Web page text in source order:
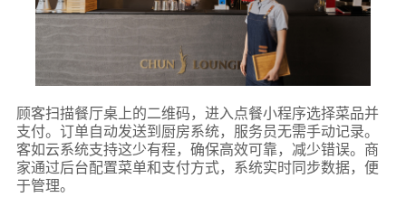
顾客扫描餐厅桌上的二维码，进入点餐小程序选择菜品并
支付。订单自动发送到厨房系统，服务员无需手动记录。
客如云系统支持这少有程，确保高效可靠，减少错误。商
家通过后台配置菜单和支付方式，系统实时同步数据，便
于管理。